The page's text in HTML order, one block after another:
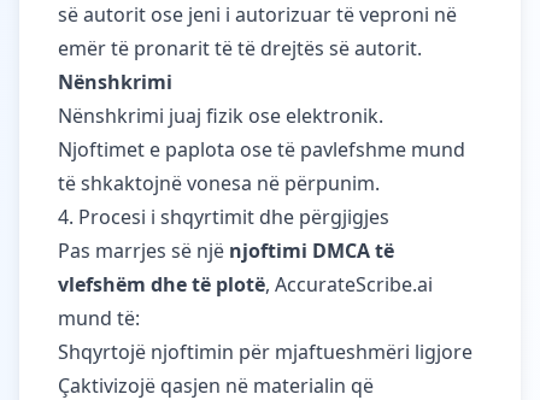
së autorit ose jeni i autorizuar të veproni në
emër të pronarit të të drejtës së autorit.
Nënshkrimi
Nënshkrimi juaj fizik ose elektronik.
Njoftimet e paplota ose të pavlefshme mund
të shkaktojnë vonesa në përpunim.
4. Procesi i shqyrtimit dhe përgjigjes
Pas marrjes së një njoftimi DMCA të
vlefshëm dhe të plotë, AccurateScribe.ai
mund të:
Shqyrtojë njoftimin për mjaftueshmëri ligjore
Çaktivizojë qasjen në materialin që